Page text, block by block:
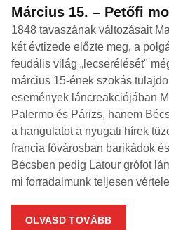
Március 15. – Petőfi
1848 tavaszának változásait
két évtizede előzte meg, a
feudális világ „lecserélését"
március 15-ének szokás
események láncreakciójában
Palermo és Párizs, hanem
a hangulatot a nyugati hírek
francia fővárosban barikádok
Bécsben pedig Latour grófot
mi forradalmunk teljesen
OLVASD TOVÁBB